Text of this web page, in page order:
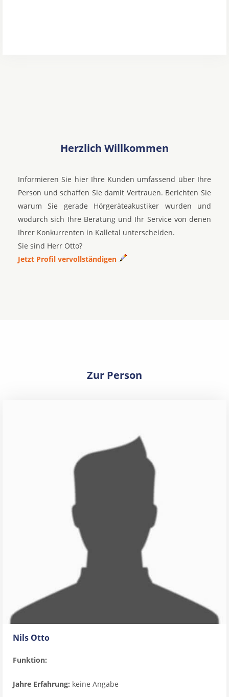
Herzlich Willkommen
Informieren Sie hier Ihre Kunden umfassend über Ihre
Person und schaffen Sie damit Vertrauen. Berichten Sie
warum Sie gerade Hörgeräteakustiker wurden und
wodurch sich Ihre Beratung und Ihr Service von denen
Ihrer Konkurrenten in Kalletal unterscheiden.
Sie sind Herr Otto?
Jetzt Profil vervollständigen
Zur Person
Nils Otto
Funktion:
Jahre Erfahrung: keine Angabe